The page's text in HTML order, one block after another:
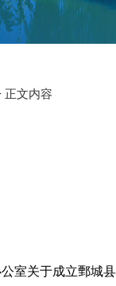
正文内容
室关于成立鄄城县